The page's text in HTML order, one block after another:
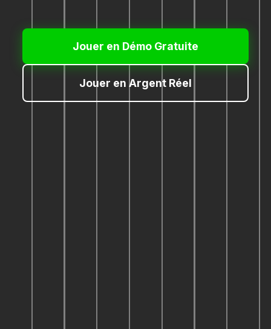
Jouer en Démo Gratuite
Jouer en Argent Réel